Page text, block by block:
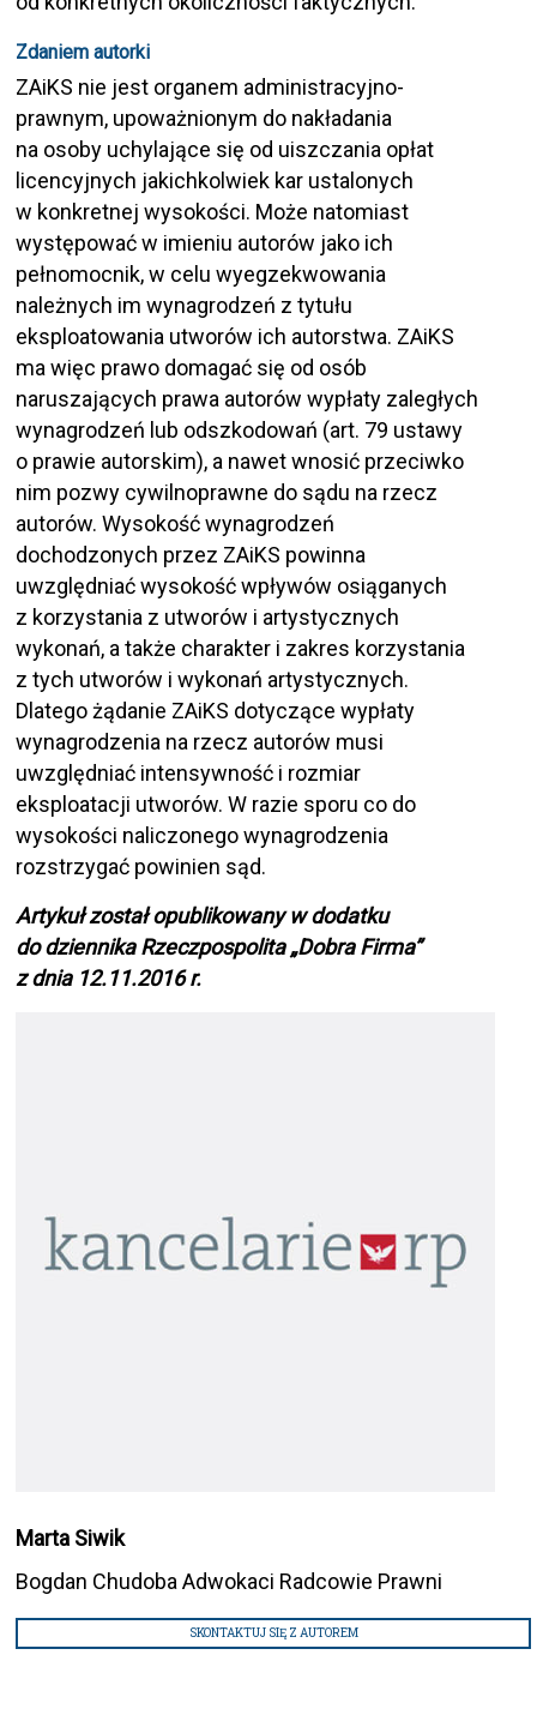
Zdaniem autorki
ZAiKS nie jest organem administracyjno-
prawnym, upoważnionym do nakładania
na osoby uchylające się od uiszczania opłat
licencyjnych jakichkolwiek kar ustalonych
w konkretnej wysokości. Może natomiast
występować w imieniu autorów jako ich
pełnomocnik, w celu wyegzekwowania
należnych im wynagrodzeń z tytułu
eksploatowania utworów ich autorstwa. ZAiKS
ma więc prawo domagać się od osób
naruszających prawa autorów wypłaty zaległych
wynagrodzeń lub odszkodowań (art. 79 ustawy
o prawie autorskim), a nawet wnosić przeciwko
nim pozwy cywilnoprawne do sądu na rzecz
autorów. Wysokość wynagrodzeń
dochodzonych przez ZAiKS powinna
uwzględniać wysokość wpływów osiąganych
z korzystania z utworów i artystycznych
wykonań, a także charakter i zakres korzystania
z tych utworów i wykonań artystycznych.
Dlatego żądanie ZAiKS dotyczące wypłaty
wynagrodzenia na rzecz autorów musi
uwzględniać intensywność i rozmiar
eksploatacji utworów. W razie sporu co do
wysokości naliczonego wynagrodzenia
rozstrzygać powinien sąd.
Artykuł został opublikowany w dodatku
do dziennika Rzeczpospolita „Dobra Firma”
z dnia 12.11.2016 r.
Marta Siwik
Bogdan Chudoba Adwokaci Radcowie Prawni
SKONTAKTUJ SIĘ Z AUTOREM